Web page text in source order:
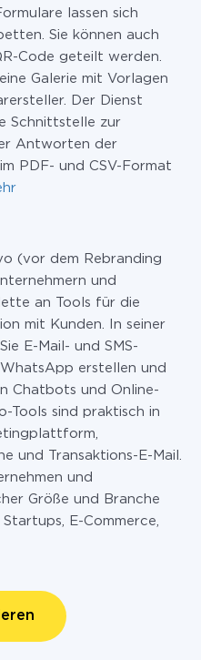
lassen sich
Sie können auch
Code geteilt werden.
Galerie mit Vorlagen
Der Dienst
Schnittstelle zur
Antworten der
PDF- und CSV-Format
(vor dem Rebranding
und
an Tools für die
mit Kunden. In seiner
E-Mail- und SMS-
erstellen und
Chatbots und Online-
Tools sind praktisch in
und Transaktions-E-Mail.
und
Größe und Branche
E-Commerce,